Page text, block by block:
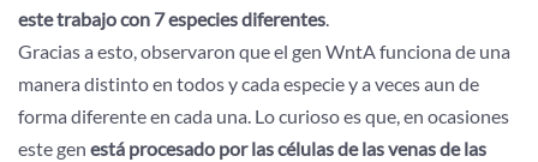
este trabajo con 7 especies diferentes.
Gracias a esto, observaron que el gen WntA funciona de una
manera distinto en todos y cada especie y a veces aun de
forma diferente en cada una. Lo curioso es que, en ocasiones
este gen está procesado por las células de las venas de las